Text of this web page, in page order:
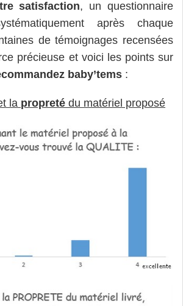
satisfaction, un questionnaire
après chaque
de témoignages recensées
précieuse et voici les points sur
baby’tems :
la propreté du matériel proposé